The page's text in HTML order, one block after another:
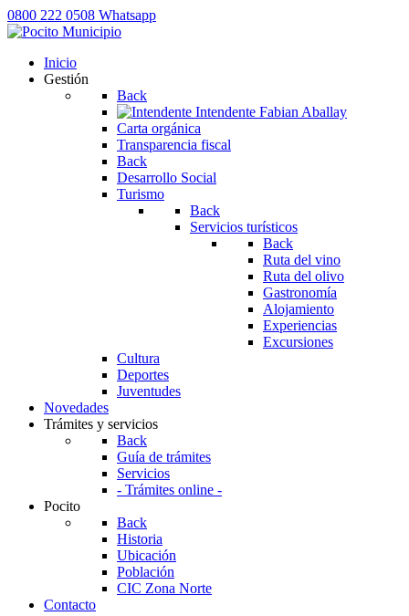
0800 222 0508 Whatsapp
Inicio
Gestión
Back
Intendente Fabian Aballay
Carta orgánica
Transparencia fiscal
Back
Desarrollo Social
Turismo
Back
Servicios turísticos
Back
Ruta del vino
Ruta del olivo
Gastronomía
Alojamiento
Experiencias
Excursiones
Cultura
Deportes
Juventudes
Novedades
Trámites y servicios
Back
Guía de trámites
Servicios
- Trámites online -
Pocito
Back
Historia
Ubicación
Población
CIC Zona Norte
Contacto